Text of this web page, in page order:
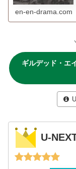
en-en-drama.com
ギルデッド・エ
U-